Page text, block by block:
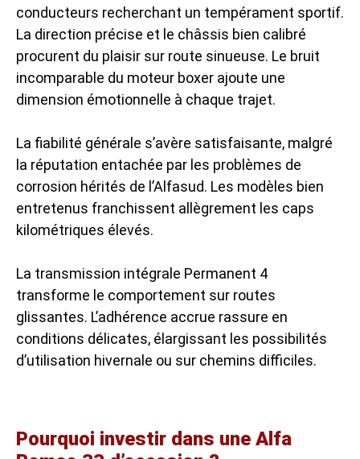
conducteurs recherchant un tempérament sportif.
La direction précise et le châssis bien calibré
procurent du plaisir sur route sinueuse. Le bruit
incomparable du moteur boxer ajoute une
dimension émotionnelle à chaque trajet.
La fiabilité générale s’avère satisfaisante, malgré
la réputation entachée par les problèmes de
corrosion hérités de l’Alfasud. Les modèles bien
entretenus franchissent allègrement les caps
kilométriques élevés.
La transmission intégrale Permanent 4
transforme le comportement sur routes
glissantes. L’adhérence accrue rassure en
conditions délicates, élargissant les possibilités
d’utilisation hivernale ou sur chemins difficiles.
Pourquoi investir dans une Alfa